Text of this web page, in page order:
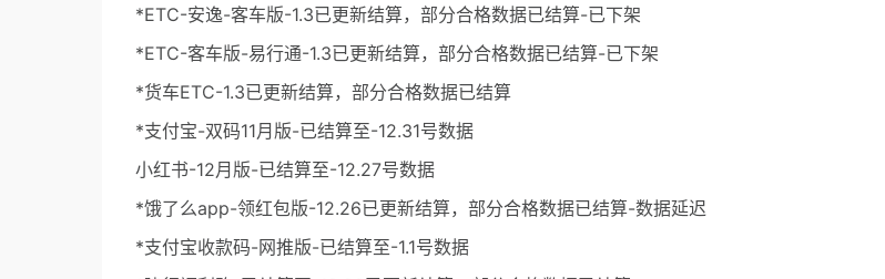
*ETC-安逸-客车版-1.3已更新结算，部分合格数据已结算-已下架
*ETC-客车版-易行通-1.3已更新结算，部分合格数据已结算-已下架
*货车ETC-1.3已更新结算，部分合格数据已结算
*支付宝-双码11月版-已结算至-12.31号数据
小红书-12月版-已结算至-12.27号数据
*饿了么app-领红包版-12.26已更新结算，部分合格数据已结算-数据延迟
*支付宝收款码-网推版-已结算至-1.1号数据